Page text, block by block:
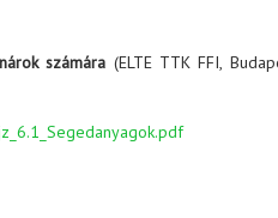
számára (ELTE TTK FFI,